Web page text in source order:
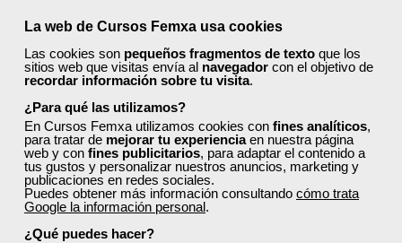
La web de Cursos Femxa usa cookies
Las cookies son pequeños fragmentos de texto que los
sitios web que visitas envía al navegador con el objetivo de
recordar información sobre tu visita.
¿Para qué las utilizamos?
En Cursos Femxa utilizamos cookies con fines analíticos,
para tratar de mejorar tu experienciaen nuestra página
web y con fines publicitarios, para adaptar el contenido a
tus gustos y personalizar nuestros anuncios, marketing y
publicaciones en redes sociales.
Puedes obtener más información consultando cómo trata
Google la información personal.
¿Qué puedes hacer?
90 horas
Matrícula cerrada
0 0
ONLINE